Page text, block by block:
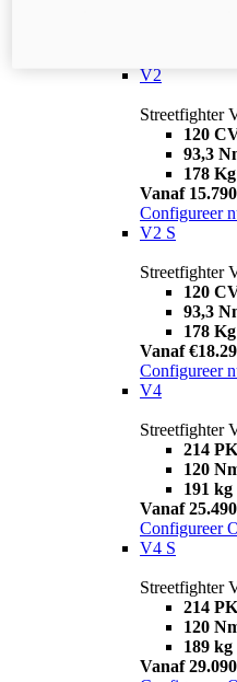
V2
Streetfighter
120
93,3
178 Kg
Vanaf
Configureer
V2 S
Streetfighter
120
93,3
178 Kg
Vanaf
Configureer
V4
Streetfighter
214 PK
120
191 kg
Vanaf
Configureer
V4 S
Streetfighter
214 PK
120
189 kg
Vanaf